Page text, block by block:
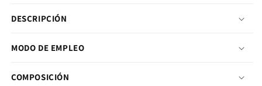
DESCRIPCIÓN
MODO DE EMPLEO
COMPOSICIÓN